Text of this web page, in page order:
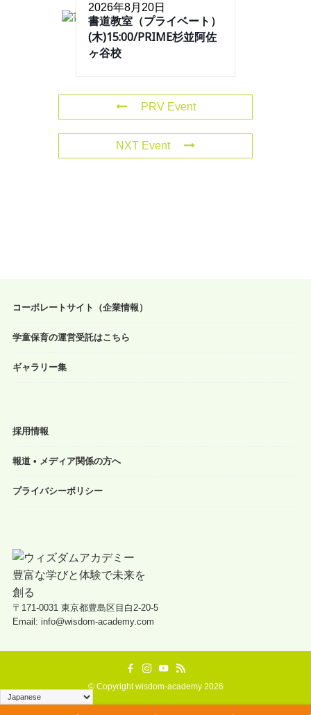
2026年8月20日
書道教室（プライベート）
(木)15:00/PRIME杉並阿佐
ヶ谷校
PRV Event
NXT Event
コーポレートサイト（企業情報）
学童保育の運営受託はこちら
ギャラリー集
採用情報
報道 • メディア関係の方へ
プライバシーポリシー
〒171-0031 東京都豊島区目白2-20-5
Email: info@wisdom-academy.com
©Copyright wisdom-academy 2026